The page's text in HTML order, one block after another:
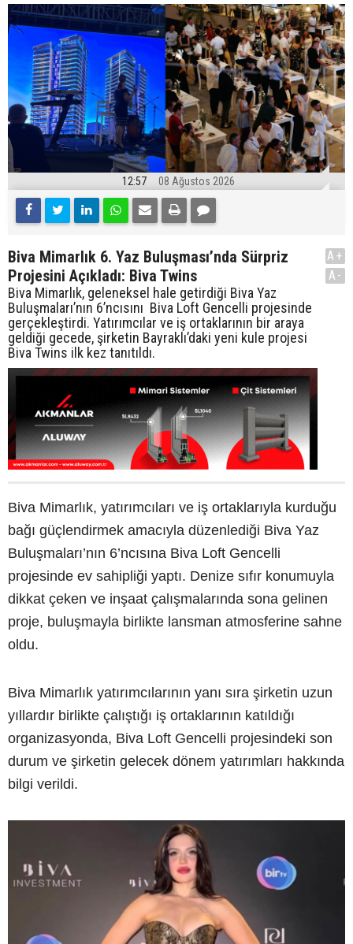
12:57 08 Ağustos 2026
Biva Mimarlık 6. Yaz Buluşması’nda Sürpriz
Projesini Açıkladı: Biva Twins
Biva Mimarlık, geleneksel hale getirdiği Biva Yaz
Buluşmaları’nın 6’ncısını Biva Loft Gencelli projesinde
gerçekleştirdi. Yatırımcılar ve iş ortaklarının bir araya
geldiği gecede, şirketin Bayraklı’daki yeni kule projesi
Biva Twins ilk kez tanıtıldı.
A+
A-
Biva Mimarlık, yatırımcıları ve iş ortaklarıyla kurduğu
bağı güçlendirmek amacıyla düzenlediği Biva Yaz
Buluşmaları’nın 6’ncısına Biva Loft Gencelli
projesinde ev sahipliği yaptı. Denize sıfır konumuyla
dikkat çeken ve inşaat çalışmalarında sona gelinen
proje, buluşmayla birlikte lansman atmosferine sahne
oldu.
Biva Mimarlık yatırımcılarının yanı sıra şirketin uzun
yıllardır birlikte çalıştığı iş ortaklarının katıldığı
organizasyonda, Biva Loft Gencelli projesindeki son
durum ve şirketin gelecek dönem yatırımları hakkında
bilgi verildi.